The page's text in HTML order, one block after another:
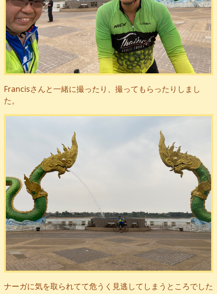
Francisさんと一緒に撮ったり、撮ってもらったりしまし
た。
ナーガに気を取られてて危うく見逃してしまうところでした